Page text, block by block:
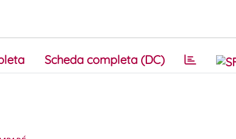
Scheda completa (DC)